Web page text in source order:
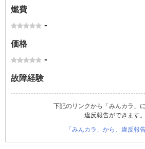
燃費
-
価格
-
故障経験
下記のリンクから「みんカラ」
違反報告ができます。
「みんカラ」から、違反報